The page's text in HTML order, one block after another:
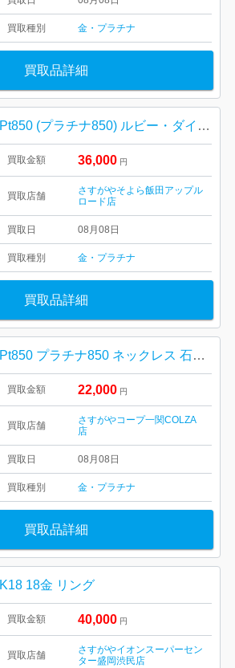
買取種別 金・プラチナ
買取品詳細
Pt850 (プラチナ850) ルビー・ダイヤモンドリング
買取金額 36,000 円
買取店舗
さすがやそよら飯田アップル
ロード店
買取日 08月08日
買取種別 金・プラチナ
買取品詳細
Pt850 プラチナ850 ネックレス 石付き ダイヤモンド ダイヤ アクセサリー 貴金属
買取金額 22,000 円
買取店舗
さすがやコープ一関COLZA
店
買取日 08月08日
買取種別 金・プラチナ
買取品詳細
K18 18金 リング
買取金額 40,000 円
買取店舗
さすがやイオンスーパーセン
ター盛岡渋民店